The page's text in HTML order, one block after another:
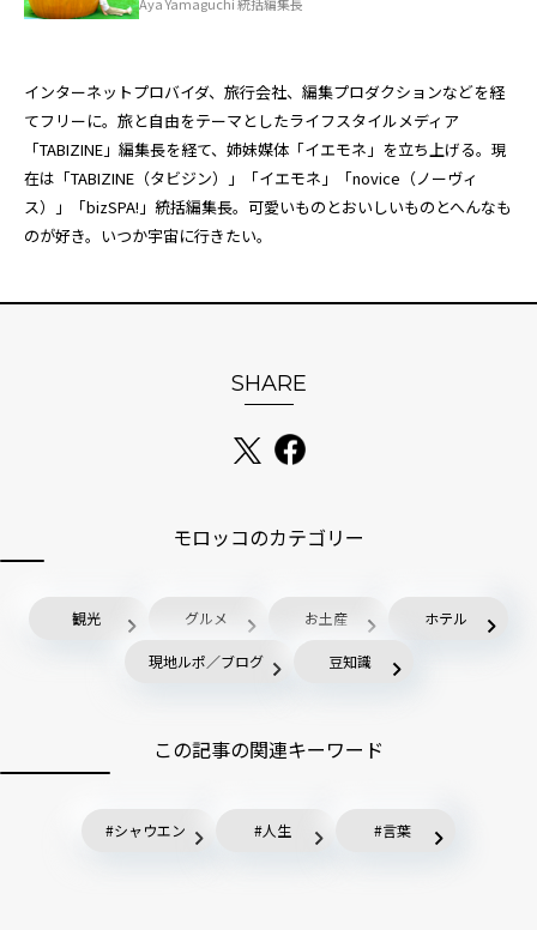
インターネットプロバイダ、旅行会社、編集プロダクションなどを経
てフリーに。旅と自由をテーマとしたライフスタイルメディア
「TABIZINE」編集長を経て、姉妹媒体「イエモネ 」を立ち上げる。現
在は「TABIZINE（タビジン）」「イエモネ」「novice（ノーヴィ
ス）」「bizSPA!」統括編集長。可愛いものとおいしいものとへんなも
のが好き。いつか宇宙に行きたい。
SHARE
モロッコのカテゴリー
観光 グルメ お土産 ホテル
現地ルポ／ブログ 豆知識
この記事の関連キーワード
シャウエン 人生 言葉